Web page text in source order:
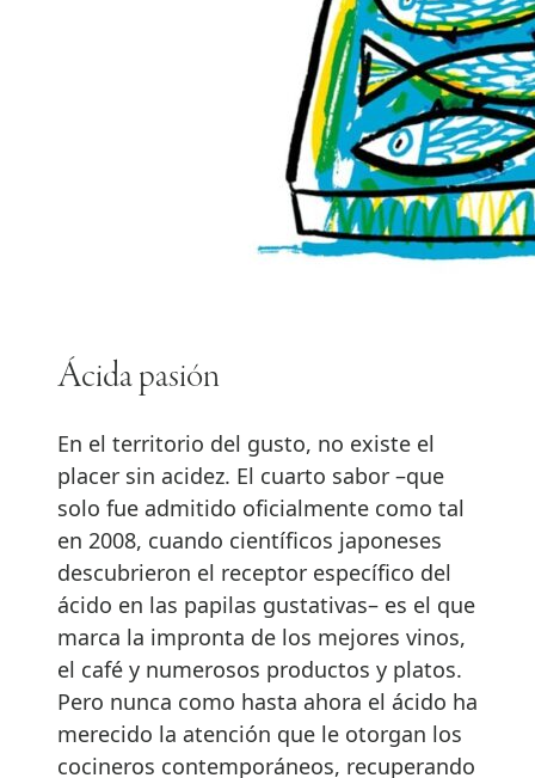
Ácida pasión
En el territorio del gusto, no existe el
placer sin acidez. El cuarto sabor –que
solo fue admitido oficialmente como tal
en 2008, cuando científicos japoneses
descubrieron el receptor específico del
ácido en las papilas gustativas– es el que
marca la impronta de los mejores vinos,
el café y numerosos productos y platos.
Pero nunca como hasta ahora el ácido ha
merecido la atención que le otorgan los
cocineros contemporáneos, recuperando